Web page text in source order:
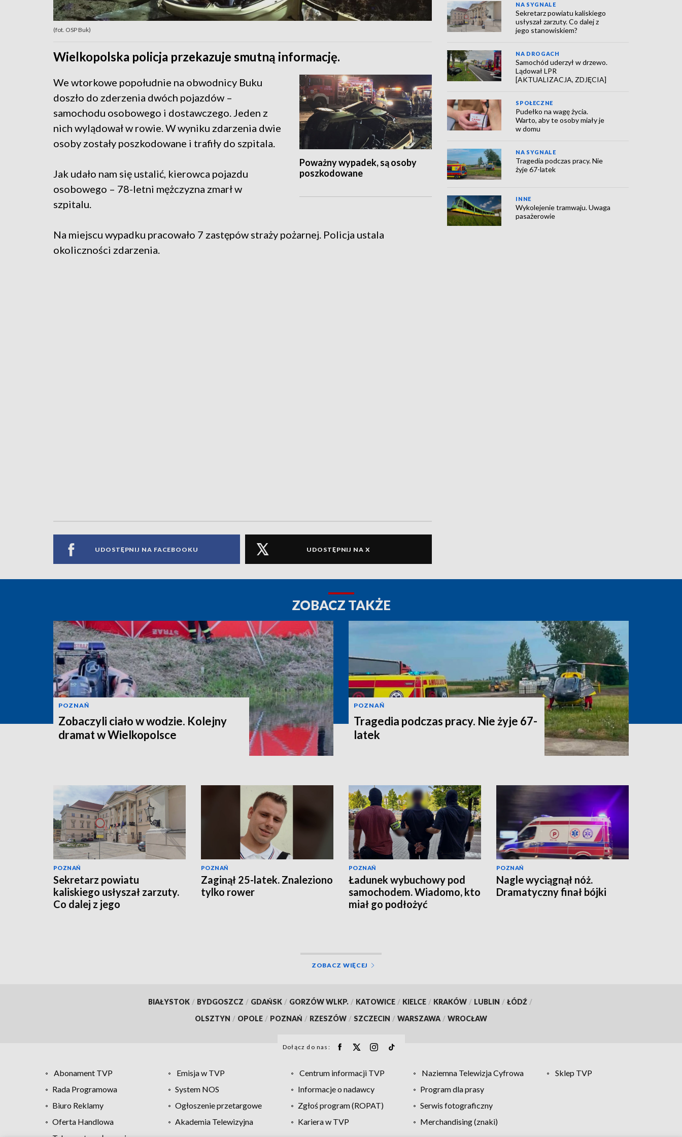
(fot. OSP Buk)
Wielkopolska policja przekazuje smutną informację.
Poważny wypadek, są osoby
poszkodowane
We wtorkowe popołudnie na obwodnicy Buku
doszło do zderzenia dwóch pojazdów –
samochodu osobowego i dostawczego. Jeden z
nich wylądował w rowie. W wyniku zdarzenia dwie
osoby zostały poszkodowane i trafiły do szpitala.
Jak udało nam się ustalić, kierowca pojazdu
osobowego – 78-letni mężczyzna zmarł w
szpitalu.
Na miejscu wypadku pracowało 7 zastępów straży pożarnej. Policja ustala
okoliczności zdarzenia.
UDOSTĘPNIJ NA FACEBOOKU UDOSTĘPNIJ NA X
NA SYGNALE
Sekretarz powiatu kaliskiego
usłyszał zarzuty. Co dalej z
jego stanowiskiem?
NA DROGACH
Samochód uderzył w drzewo.
Lądował LPR
[AKTUALIZACJA, ZDJĘCIA]
SPOŁECZNE
Pudełko na wagę życia.
Warto, aby te osoby miały je
w domu
NA SYGNALE
Tragedia podczas pracy. Nie
żyje 67-latek
INNE
Wykolejenie tramwaju. Uwaga
pasażerowie
ZOBACZ TAKŻE
POZNAŃ
Zobaczyli ciało w wodzie. Kolejny
dramat w Wielkopolsce
POZNAŃ
Tragedia podczas pracy. Nie żyje 67-
latek
POZNAŃ
Sekretarz powiatu
kaliskiego usłyszał zarzuty.
Co dalej z jego
POZNAŃ
Zaginął 25-latek. Znaleziono
tylko rower
POZNAŃ
Ładunek wybuchowy pod
samochodem. Wiadomo, kto
miał go podłożyć
POZNAŃ
Nagle wyciągnął nóż.
Dramatyczny finał bójki
ZOBACZ WIĘCEJ
BIAŁYSTOK / BYDGOSZCZ / GDAŃSK / GORZÓW WLKP. / KATOWICE / KIELCE / KRAKÓW / LUBLIN / ŁÓDŹ /
OLSZTYN / OPOLE / POZNAŃ / RZESZÓW / SZCZECIN / WARSZAWA / WROCŁAW
Dołącz do nas:
Abonament TVP Emisja w TVP Centrum informacji TVP Naziemna Telewizja Cyfrowa
Sklep TVP
Rada Programowa
System NOS Informacje o nadawcy
Program dla prasy
Biuro Reklamy
Ogłoszenie przetargowe Zgłoś program (ROPAT)
Serwis fotograficzny
Oferta Handlowa
Akademia Telewizyjna Kariera w TVP
Merchandising (znaki)